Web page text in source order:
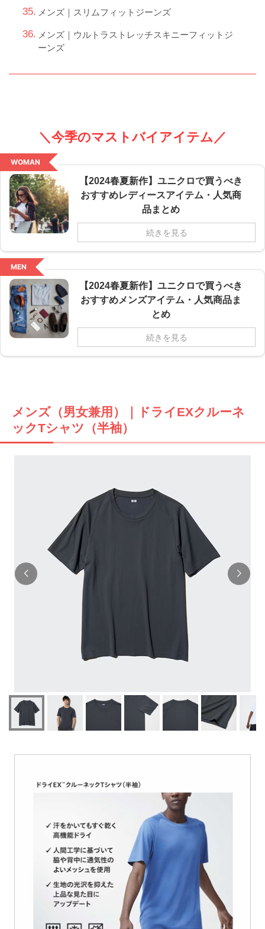
メンズ｜スリムフィットジーンズ
メンズ｜ウルトラストレッチスキニーフィットジ
ーンズ
＼今季のマストバイアイテム／
WOMAN
【2024春夏新作】ユニクロで買うべき
おすすめレディースアイテム・人気商
品まとめ
続きを見る
MEN
【2024春夏新作】ユニクロで買うべき
おすすめメンズアイテム・人気商品ま
とめ
続きを見る
メンズ（男女兼用）｜ドライEXクルーネ
ックTシャツ（半袖）